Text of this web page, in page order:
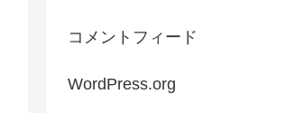
コメントフィード
WordPress.org